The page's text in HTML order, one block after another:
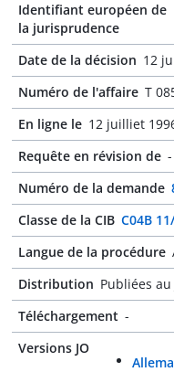
Identifiant européen de
la jurisprudence
Date de la décision 12
Numéro de l'affaire T
En ligne le 12 juilliet
Requête en révision de -
Numéro de la demande
Classe de la CIB C04B
Langue de la procédure
Distribution Publiées
Téléchargement -
Versions JO